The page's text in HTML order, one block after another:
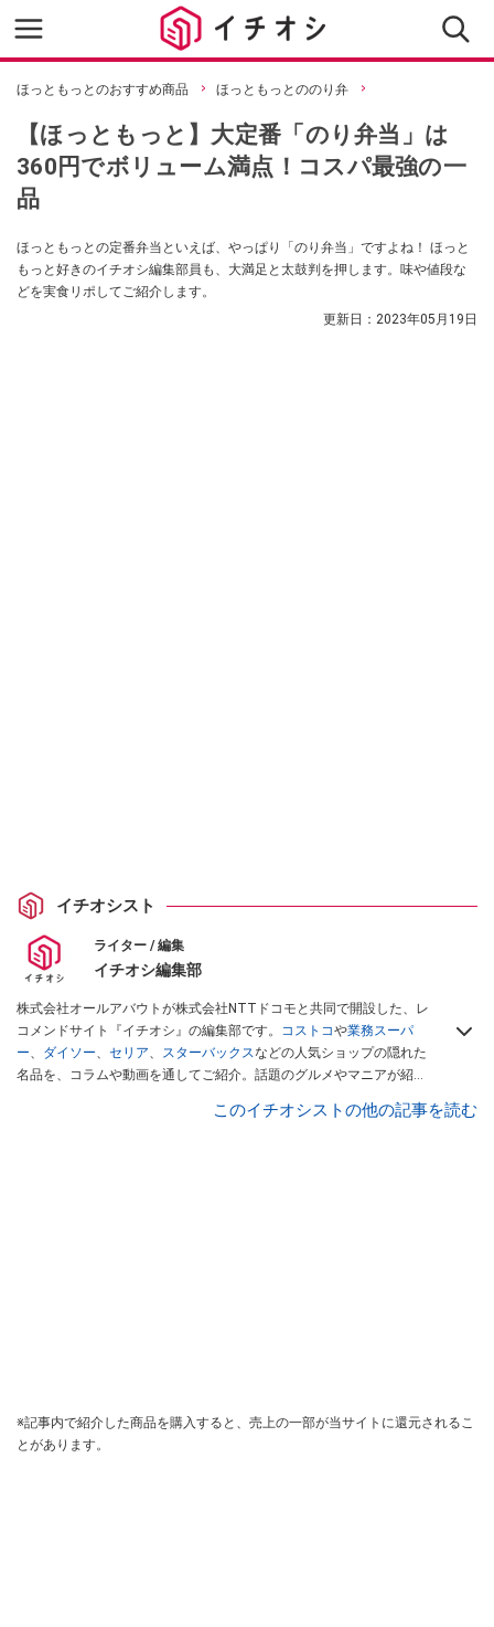
ほっともっとのおすすめ商品 ほっともっとののり弁
【ほっともっと】大定番「のり弁当」は
360円でボリューム満点！コスパ最強の一
品
ほっともっとの定番弁当といえば、やっぱり「のり弁当」ですよね！ ほっと
もっと好きのイチオシ編集部員も、大満足と太鼓判を押します。味や値段な
どを実食リポしてご紹介します。
更新日： 2023年05月19日
イチオシスト
ライター / 編集
イチオシ編集部
株式会社オールアバウトが株式会社NTTドコモと共同で開設した、レ
コメンドサイト『イチオシ』の編集部です。 コストコや業務スーパ
ー、 ダイソー、 セリア、 スターバックスなどの人気ショップの隠れた
名品を、コラムや動画を通してご紹介。話題のグルメやマニアが紹介
インフルエンサーが実際に使用してレビューしています。毎日トレン
このイチオシストの他の記事を読む
※記事内で紹介した商品を購入すると、売上の一部が当サイトに還元されるこ
とがあります。